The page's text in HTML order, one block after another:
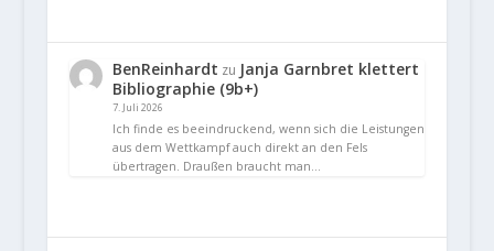
BenReinhardt zu Janja Garnbret klettert
Bibliographie (9b+)
7. Juli 2026
Ich finde es beeindruckend, wenn sich die Leistungen
aus dem Wettkampf auch direkt an den Fels
übertragen. Draußen braucht man…